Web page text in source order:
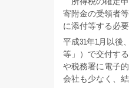
寄附金の受領者
に添付等する必
平成31年1月以後
等」）で交付す
や税務署に電子
会社も少なく、